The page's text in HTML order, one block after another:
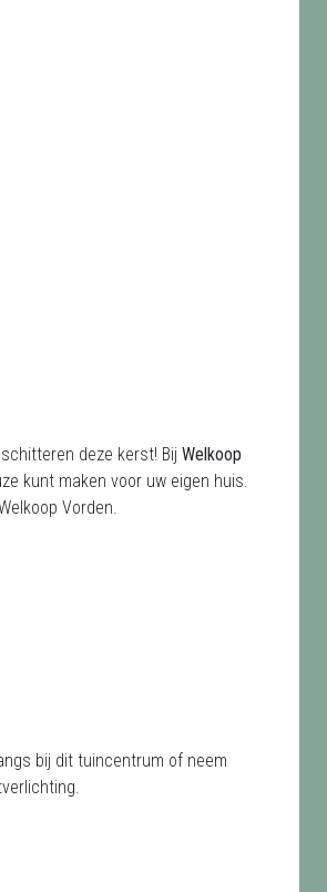
deze kerst! Bij Welkoop
kunt maken voor uw eigen huis.
Vorden.
bij dit tuincentrum of neem